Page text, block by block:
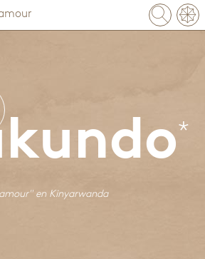
en Kinyarwanda